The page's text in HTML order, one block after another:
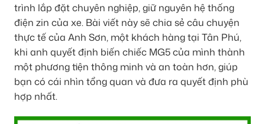
trình lắp đặt chuyên nghiệp, giữ nguyên hệ thống
điện zin của xe. Bài viết này sẽ chia sẻ câu chuyện
thực tế của Anh Sơn, một khách hàng tại Tân Phú,
khi anh quyết định biến chiếc MG5 của mình thành
một phương tiện thông minh và an toàn hơn, giúp
bạn có cái nhìn tổng quan và đưa ra quyết định phù
hợp nhất.